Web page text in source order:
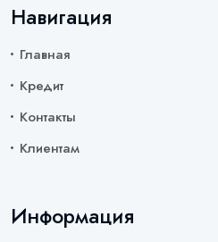
Навигация
Главная
Кредит
Контакты
Клиентам
Информация